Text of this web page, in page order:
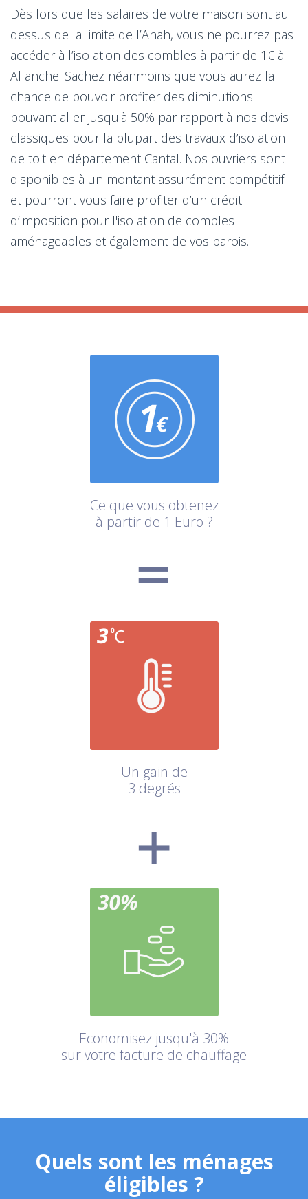
Dès lors que les salaires de votre maison sont au
dessus de la limite de l’Anah, vous ne pourrez pas
accéder à l’isolation des combles à partir de 1€ à
Allanche. Sachez néanmoins que vous aurez la
chance de pouvoir profiter des diminutions
pouvant aller jusqu'à 50% par rapport à nos devis
classiques pour la plupart des travaux d’isolation
de toit en département Cantal. Nos ouvriers sont
disponibles à un montant assurément compétitif
et pourront vous faire profiter d’un crédit
d’imposition pour l'isolation de combles
aménageables et également de vos parois.
Ce que vous obtenez
à partir de 1 Euro ?
Un gain de
3 degrés
Economisez jusqu'à 30%
sur votre facture de chauffage
Quels sont les ménages
éligibles ?